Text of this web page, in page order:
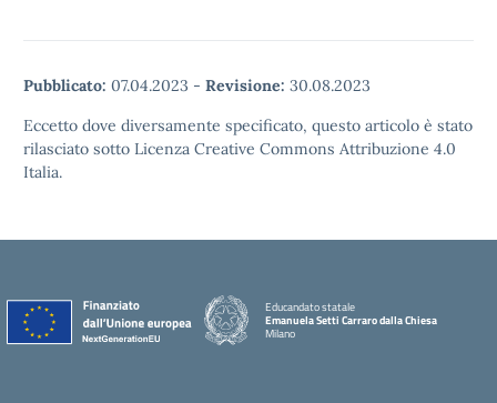
Pubblicato: 07.04.2023 - Revisione: 30.08.2023
Eccetto dove diversamente specificato, questo articolo è stato
rilasciato sotto Licenza Creative Commons Attribuzione 4.0
Italia.
Educandato statale
Emanuela Setti Carraro dalla Chiesa
Milano